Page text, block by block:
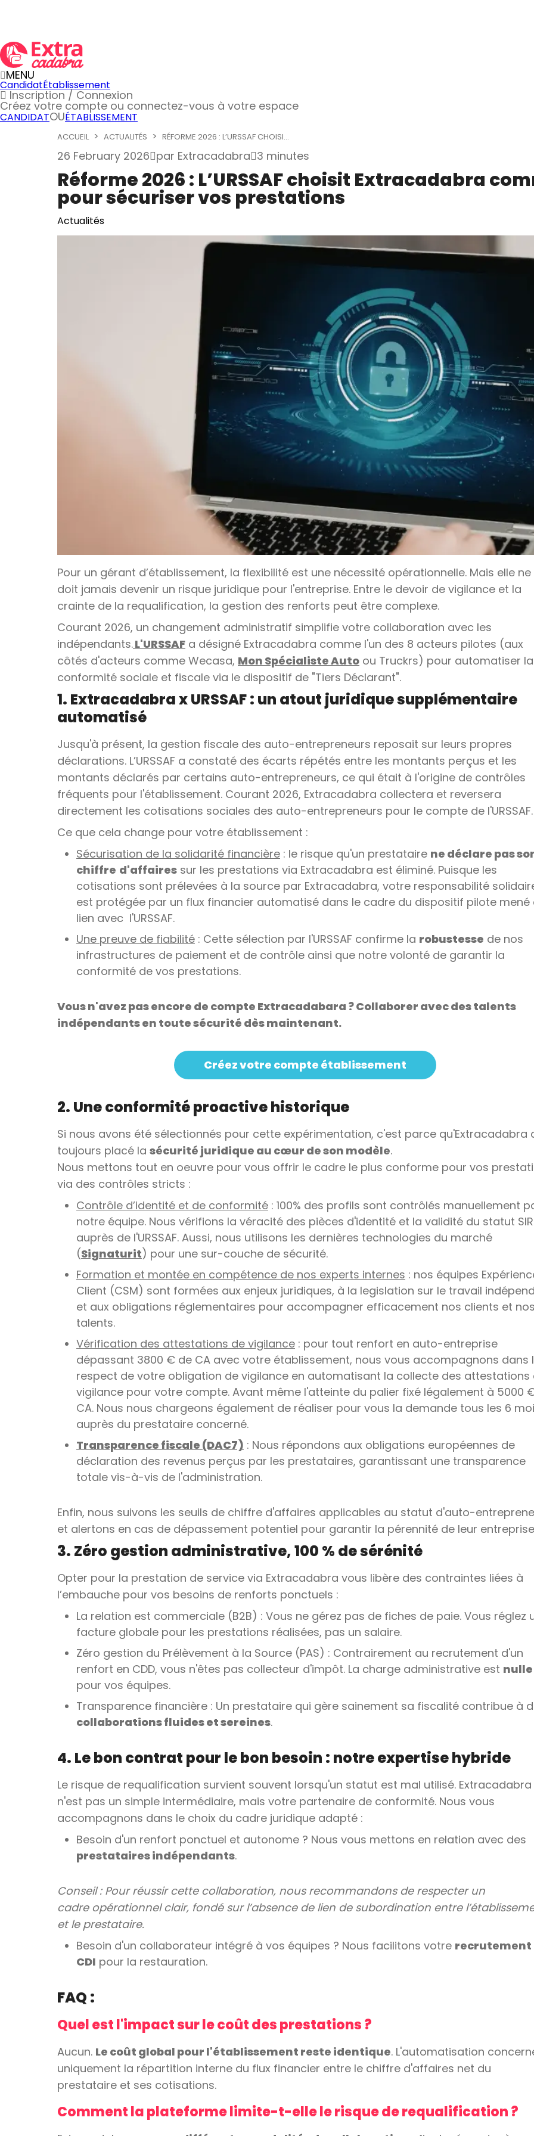
MENU
CandidatÉtablissement
Inscription / Connexion
Créez votre compte ou connectez-vous à votre espace
CANDIDATOUÉTABLISSEMENT
ACCUEIL ACTUALITÉS RÉFORME 2026 : L’URSSAF CHOISI...
26 February 2026 par Extracadabra 3 minutes
Réforme 2026 : L’URSSAF choisit Extracadabra
pour sécuriser vos prestations
Actualités
Pour un gérant d’établissement, la flexibilité est une nécessité opérationnelle. Mais elle ne
doit jamais devenir un risque juridique pour l'entreprise. Entre le devoir de vigilance et la
crainte de la requalification, la gestion des renforts peut être complexe.
Courant 2026, un changement administratif simplifie votre collaboration avec les
indépendants.L'URSSAF a désigné Extracadabra comme l'un des 8 acteurs pilotes (aux
côtés d'acteurs comme Wecasa, Mon Spécialiste Auto ou Truckrs) pour automatiser la
conformité sociale et fiscale via le dispositif de "Tiers Déclarant".
1. Extracadabra x URSSAF : un atout juridique supplémentaire
automatisé
Jusqu'à présent, la gestion fiscale des auto-entrepreneurs reposait sur leurs propres
déclarations. L’URSSAF a constaté des écarts répétés entre les montants perçus et les
montants déclarés par certains auto-entrepreneurs, ce qui était à l'origine de contrôles
fréquents pour l'établissement. Courant 2026, Extracadabra collectera et reversera
directement les cotisations sociales des auto-entrepreneurs pour le compte de l'URSSAF.
Ce que cela change pour votre établissement :
Sécurisation de la solidarité financière : le risque qu'un prestataire ne déclare pas
chiffre d'affaires sur les prestations via Extracadabra est éliminé. Puisque les
cotisations sont prélevées à la source par Extracadabra, votre responsabilité
est protégée par un flux financier automatisé dans le cadre du dispositif pilote mené
lien avec l'URSSAF.
Une preuve de fiabilité : Cette sélection par l'URSSAF confirme la robustesse de nos
infrastructures de paiement et de contrôle ainsi que notre volonté de garantir la
conformité de vos prestations.
Vous n'avez pas encore de compte Extracadabara ? Collaborer avec des talents
indépendants en toute sécurité dès maintenant.
Créez votre compte établissement
2. Une conformité proactive historique
Si nous avons été sélectionnés pour cette expérimentation, c'est parce qu'Extracadabra
toujours placé la sécurité juridique au cœur de son modèle.
Nous mettons tout en oeuvre pour vous offrir le cadre le plus conforme pour vos
via des contrôles stricts :
Contrôle d’identité et de conformité : 100% des profils sont contrôlés manuellement
notre équipe. Nous vérifions la véracité des pièces d'identité et la validité du statut
auprès de l'URSSAF. Aussi, nous utilisons les dernières technologies du marché
(Signaturit) pour une sur-couche de sécurité.
Formation et montée en compétence de nos experts internes : nos équipes
Client (CSM) sont formées aux enjeux juridiques, à la legislation sur le travail
et aux obligations réglementaires pour accompagner efficacement nos clients et nos
talents.
Vérification des attestations de vigilance : pour tout renfort en auto-entreprise
dépassant 3800 € de CA avec votre établissement, nous vous accompagnons dans
respect de votre obligation de vigilance en automatisant la collecte des attestations
vigilance pour votre compte. Avant même l'atteinte du palier fixé légalement à 5000
CA. Nous nous chargeons également de réaliser pour vous la demande tous les 6
auprès du prestataire concerné.
Transparence fiscale (DAC7) : Nous répondons aux obligations européennes de
déclaration des revenus perçus par les prestataires, garantissant une transparence
totale vis-à-vis de l'administration.
Enfin, nous suivons les seuils de chiffre d'affaires applicables au statut d'auto-
et alertons en cas de dépassement potentiel pour garantir la pérennité de leur
3. Zéro gestion administrative, 100 % de sérénité
Opter pour la prestation de service via Extracadabra vous libère des contraintes liées à
l’embauche pour vos besoins de renforts ponctuels :
La relation est commerciale (B2B) : Vous ne gérez pas de fiches de paie. Vous réglez
facture globale pour les prestations réalisées, pas un salaire.
Zéro gestion du Prélèvement à la Source (PAS) : Contrairement au recrutement d'un
renfort en CDD, vous n'êtes pas collecteur d'impôt. La charge administrative est nulle
pour vos équipes.
Transparence financière : Un prestataire qui gère sainement sa fiscalité contribue à
collaborations fluides et sereines.
4. Le bon contrat pour le bon besoin : notre expertise hybride
Le risque de requalification survient souvent lorsqu'un statut est mal utilisé. Extracadabra
n'est pas un simple intermédiaire, mais votre partenaire de conformité. Nous vous
accompagnons dans le choix du cadre juridique adapté :
Besoin d'un renfort ponctuel et autonome ? Nous vous mettons en relation avec des
prestataires indépendants.
Conseil : Pour réussir cette collaboration, nous recommandons de respecter un
cadre opérationnel clair, fondé sur l’absence de lien de subordination entre
et le prestataire.
Besoin d'un collaborateur intégré à vos équipes ? Nous facilitons votre recrutement
CDI pour la restauration.
FAQ :
Quel est l'impact sur le coût des prestations ?
Aucun. Le coût global pour l'établissement reste identique. L'automatisation
uniquement la répartition interne du flux financier entre le chiffre d'affaires net du
prestataire et ses cotisations.
Comment la plateforme limite-t-elle le risque de requalification ?